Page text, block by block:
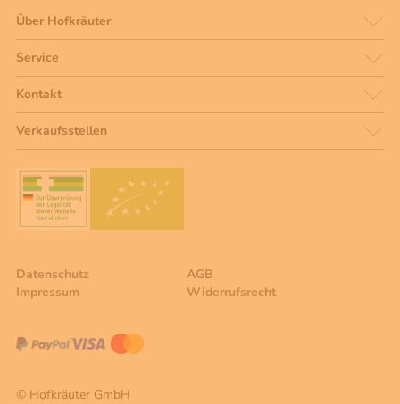
Über Hofkräuter
Service
Kontakt
Verkaufsstellen
Datenschutz
AGB
Impressum
Widerrufsrecht
© Hofkräuter GmbH